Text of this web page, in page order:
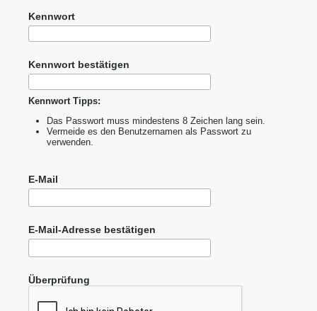
Kennwort
Kennwort bestätigen
Kennwort Tipps:
Das Passwort muss mindestens 8 Zeichen lang sein.
Vermeide es den Benutzernamen als Passwort zu
verwenden.
E-Mail
E-Mail-Adresse bestätigen
Überprüfung